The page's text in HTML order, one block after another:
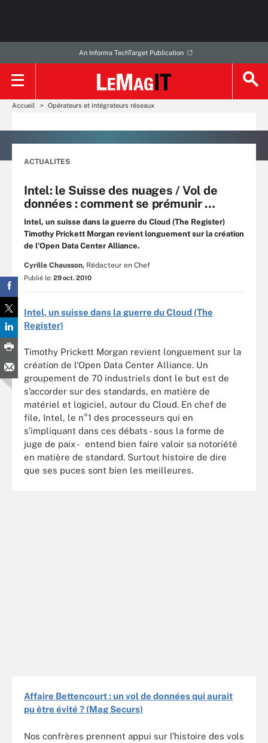
An Informa TechTarget Publication
Accueil Opérateurs et intégrateurs réseaux
ACTUALITES
Intel: le Suisse des nuages / Vol de
données : comment se prémunir …
Intel, un suisse dans la guerre du Cloud (The Register)
Timothy Prickett Morgan revient longuement sur la création
de l’Open Data Center Alliance.
Cyrille Chausson, Rédacteur en Chef
Publié le: 29 oct. 2010
Intel, un suisse dans la guerre du Cloud (The
Register)
Timothy Prickett Morgan revient longuement sur la
création de l’Open Data Center Alliance. Un
groupement de 70 industriels dont le but est de
s’accorder sur des standards, en matière de
matériel et logiciel, autour du Cloud. En chef de
file, Intel, le n°1 des processeurs qui en
s’impliquant dans ces débats - sous la forme de
juge de paix - entend bien faire valoir sa notoriété
en matière de standard. Surtout histoire de dire
que ses puces sont bien les meilleures.
Affaire Bettencourt : un vol de données qui aurait
pu être évité ? (Mag Securs)
Nos confrères prennent appui sur l’histoire des vols